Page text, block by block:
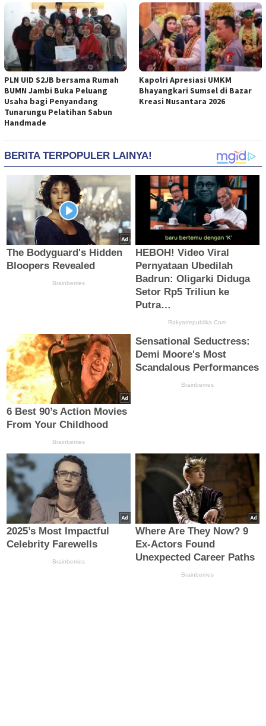
PLN UID S2JB bersama Rumah
BUMN Jambi Buka Peluang
Usaha bagi Penyandang
Tunarungu Pelatihan Sabun
Handmade
Kapolri Apresiasi UMKM
Bhayangkari Sumsel di Bazar
Kreasi Nusantara 2026